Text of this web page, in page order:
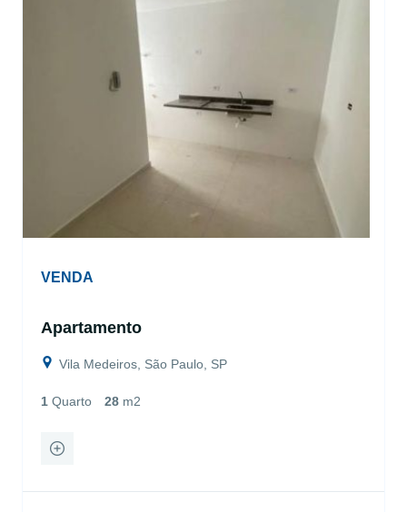
VENDA
Apartamento
Vila Medeiros, São Paulo, SP
1 Quarto 28 m2